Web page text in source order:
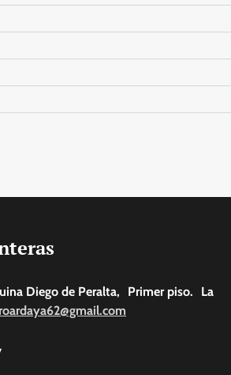
Diego de Peralta, Primer piso. La